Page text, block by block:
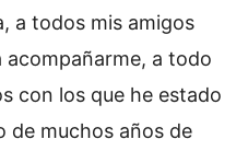
a todos mis amigos
acompañarme, a todo
con los que he estado
de muchos años de